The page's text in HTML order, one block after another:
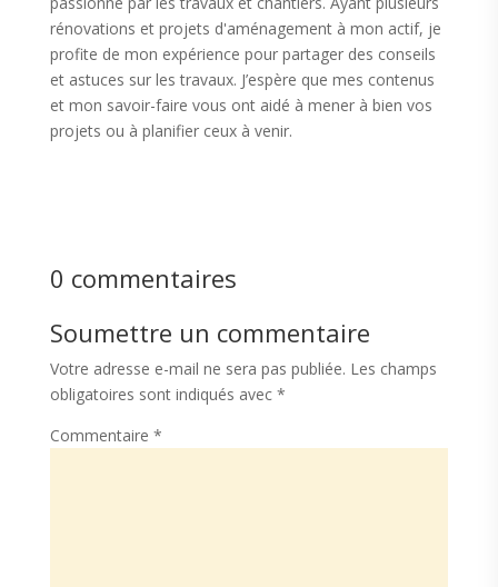
rénovations et projets d'aménagement à mon actif, je
profite de mon expérience pour partager des conseils
et astuces sur les travaux. J’espère que mes contenus
et mon savoir-faire vous ont aidé à mener à bien vos
projets ou à planifier ceux à venir.
0 commentaires
Soumettre un commentaire
Votre adresse e-mail ne sera pas publiée. Les champs
obligatoires sont indiqués avec *
Commentaire *